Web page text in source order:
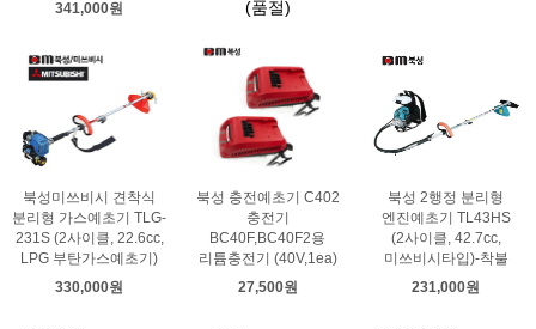
341,000원
(품절)
북성미쓰비시 견착식
분리형 가스예초기 TLG-
231S (2사이클, 22.6cc,
LPG 부탄가스예초기)
330,000원
북성 충전예초기 C402
충전기
BC40F,BC40F2용
리튬충전기 (40V,1ea)
27,500원
북성 2행정 분리형
엔진예초기 TL43HS
(2사이클, 42.7cc,
미쓰비시타입)-착불
231,000원